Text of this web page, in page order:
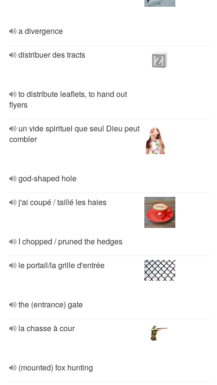
a divergence
distribuer des tracts
to distribute leaflets, to hand out
flyers
un vide spirituel que seul Dieu peut
combler
god-shaped hole
j'ai coupé / taillé les haies
I chopped / pruned the hedges
le portail/la grille d'entrée
the (entrance) gate
la chasse à cour
(mounted) fox hunting